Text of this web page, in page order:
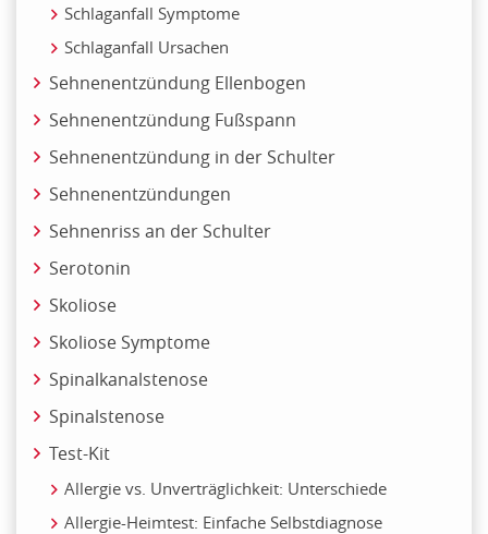
Schlaganfall Symptome
Schlaganfall Ursachen
Sehnenentzündung Ellenbogen
Sehnenentzündung Fußspann
Sehnenentzündung in der Schulter
Sehnenentzündungen
Sehnenriss an der Schulter
Serotonin
Skoliose
Skoliose Symptome
Spinalkanalstenose
Spinalstenose
Test-Kit
Allergie vs. Unverträglichkeit: Unterschiede
Allergie-Heimtest: Einfache Selbstdiagnose